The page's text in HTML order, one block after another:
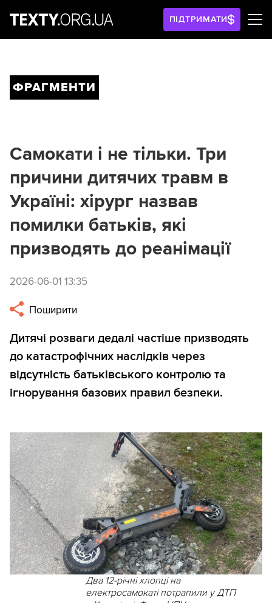
ПІДТРИМАТИ
ФРАГМЕНТИ
Самокати і не тільки. Три
причини дитячих травм в
Україні: хірург назвав
помилки батьків, які
призводять до реанімації
2026-06-01 13:35
Поширити
Дитячі розваги дедалі частіше призводять
до катастрофічних наслідків через
відсутність батьківського контролю та
ігнорування базових правил безпеки.
Два 12-річні хлопці на
електросамокаті потрапили у ДТП